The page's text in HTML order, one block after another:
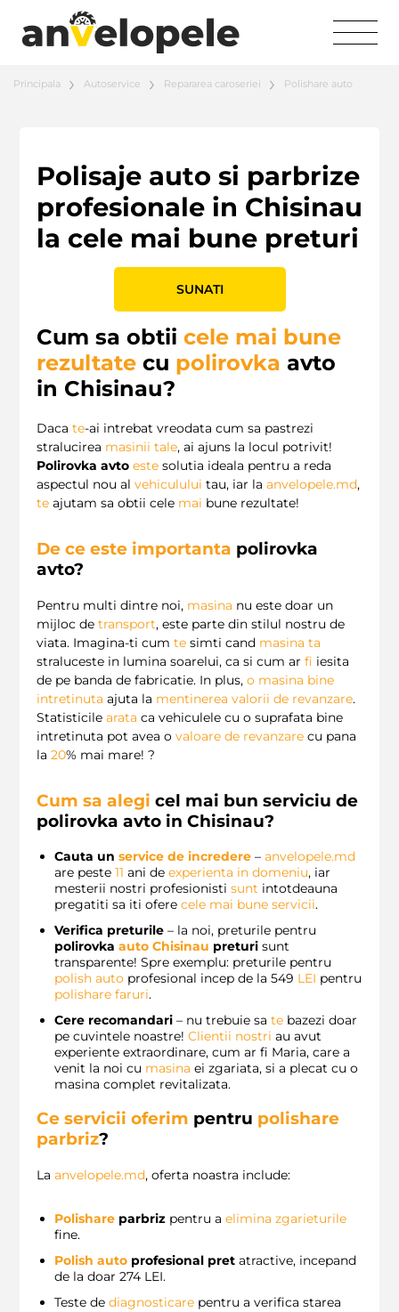
Principala Autoservice Repararea caroseriei Polishare auto
Polisaje auto si parbrize
profesionale in Chisinau
la cele mai bune preturi
SUNATI
Cum sa obtii cele mai bune
rezultate cu polirovka avto
in Chisinau?
Daca te-ai intrebat vreodata cum sa pastrezi
stralucirea masinii tale, ai ajuns la locul potrivit!
Polirovka avto este solutia ideala pentru a reda
aspectul nou al vehiculului tau, iar la anvelopele.md,
te ajutam sa obtii cele mai bune rezultate!
De ce este importanta polirovka
avto?
Pentru multi dintre noi, masina nu este doar un
mijloc de transport, este parte din stilul nostru de
viata. Imagina-ti cum te simti cand masina ta
straluceste in lumina soarelui, ca si cum ar fi iesita
de pe banda de fabricatie. In plus, o masina bine
intretinuta ajuta la mentinerea valorii de revanzare.
Statisticile arata ca vehiculele cu o suprafata bine
intretinuta pot avea o valoare de revanzare cu pana
la 20% mai mare! ?️
Cum sa alegi cel mai bun serviciu de
polirovka avto in Chisinau?
Cauta un service de incredere – anvelopele.md
are peste 11 ani de experienta in domeniu, iar
mesterii nostri profesionisti sunt intotdeauna
pregatiti sa iti ofere cele mai bune servicii.
Verifica preturile – la noi, preturile pentru
polirovka auto Chisinau preturi sunt
transparente! Spre exemplu: preturile pentru
polish auto profesional incep de la 549 LEI pentru
polishare faruri.
Cere recomandari – nu trebuie sa te bazezi doar
pe cuvintele noastre! Clientii nostri au avut
experiente extraordinare, cum ar fi Maria, care a
venit la noi cu masina ei zgariata, si a plecat cu o
masina complet revitalizata.
Ce servicii oferim pentru polishare
parbriz?
La anvelopele.md, oferta noastra include:
Polishare parbriz pentru a elimina zgarieturile
fine.
Polish auto profesional pret atractive, incepand
de la doar 274 LEI.
Teste de diagnosticare pentru a verifica starea